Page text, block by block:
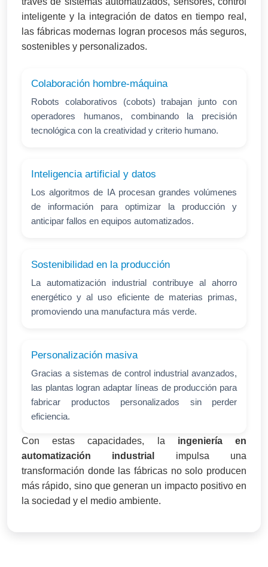
inteligente y la integración de datos en tiempo real,
las fábricas modernas logran procesos más seguros,
sostenibles y personalizados.
Colaboración hombre-máquina
Robots colaborativos (cobots) trabajan junto con
operadores humanos, combinando la precisión
tecnológica con la creatividad y criterio humano.
Inteligencia artificial y datos
Los algoritmos de IA procesan grandes volúmenes
de información para optimizar la producción y
anticipar fallos en equipos automatizados.
Sostenibilidad en la producción
La automatización industrial contribuye al ahorro
energético y al uso eficiente de materias primas,
promoviendo una manufactura más verde.
Personalización masiva
Gracias a sistemas de control industrial avanzados,
las plantas logran adaptar líneas de producción para
fabricar productos personalizados sin perder
eficiencia.
Con estas capacidades, la ingeniería en
automatización industrial
impulsa una
transformación donde las fábricas no solo producen
más rápido, sino que generan un impacto positivo en
la sociedad y el medio ambiente.